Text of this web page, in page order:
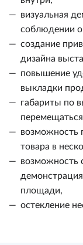
визуальная
соблюдении
создание
дизайна
повышение
выкладки
габариты по
возможность
товара в
возможность
площади,
остекление